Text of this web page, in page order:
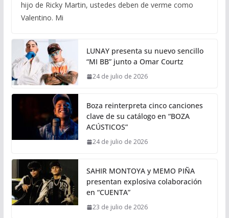
hijo de Ricky Martin, ustedes deben de verme como
Valentino. Mi
LUNAY presenta su nuevo sencillo
“MI BB” junto a Omar Courtz
24 de julio de 2026
Boza reinterpreta cinco canciones
clave de su catálogo en “BOZA
ACÚSTICOS”
24 de julio de 2026
SAHIR MONTOYA y MEMO PIÑA
presentan explosiva colaboración
en “CUENTA”
23 de julio de 2026